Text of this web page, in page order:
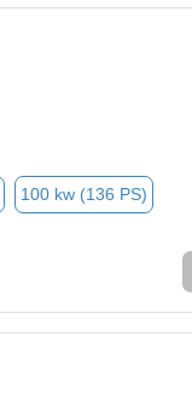
100 kw (136 PS)